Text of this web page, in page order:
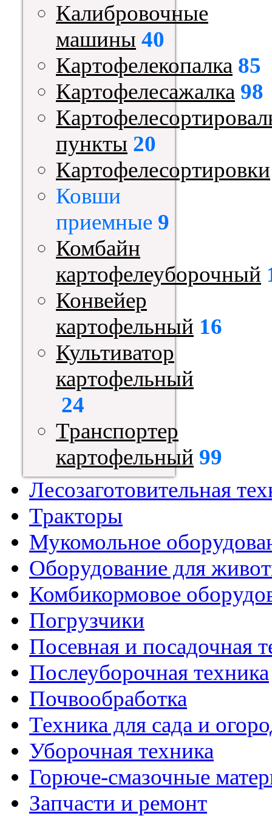
Калибровочные
машины 40
Картофелекопалка 85
Картофелесажалка 98
пункты 20
Картофелесортировки
Ковши
приемные 9
Комбайн
картофелеуборочный
Конвейер
картофельный 16
Культиватор
картофельный
24
Транспортер
картофельный 99
Лесозаготовительная
Тракторы
Мукомольное
Оборудование для
Комбикормовое
Погрузчики
Посевная и посадочная
Послеуборочная техника
Почвообработка
Техника для сада и
Уборочная техника
Горюче-смазочные
Запчасти и ремонт